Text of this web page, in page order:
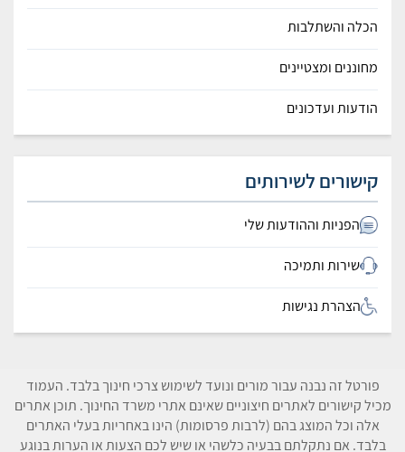
הכלה והשתלבות
מחוננים ומצטיינים
הודעות ועדכונים
קישורים לשירותים
הפניות וההודעות שלי
שירות ותמיכה
הצהרת נגישות
פורטל זה נבנה עבור מורים ונועד לשימוש צרכי חינוך בלבד. העמוד
מכיל קישורים לאתרים חיצוניים שאינם אתרי משרד החינוך. תוכן אתרים
אלה וכל המוצג בהם (לרבות פרסומות) הינו באחריות בעלי האתרים
בלבד. אם נתקלתם בבעיה כלשהי או שיש לכם הצעות או הערות בנוגע